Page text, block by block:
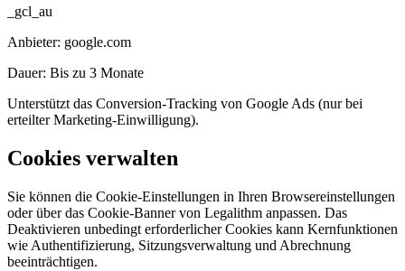
_gcl_au
Anbieter: google.com
Dauer: Bis zu 3 Monate
Unterstützt das Conversion-Tracking von Google Ads (nur bei
erteilter Marketing-Einwilligung).
Cookies verwalten
Sie können die Cookie-Einstellungen in Ihren Browsereinstellungen
oder über das Cookie-Banner von Legalithm anpassen. Das
Deaktivieren unbedingt erforderlicher Cookies kann Kernfunktionen
wie Authentifizierung, Sitzungsverwaltung und Abrechnung
beeinträchtigen.